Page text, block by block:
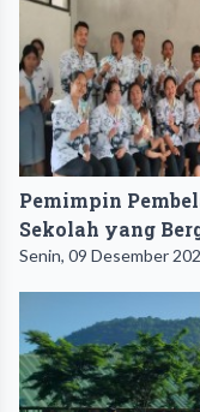
Pemimpin
Sekolah yang
Senin, 09 Desember